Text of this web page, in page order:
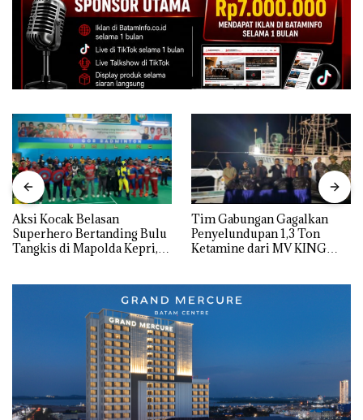
Aksi Kocak Belasan
Superhero Bertanding Bulu
Tangkis di Mapolda Kepri,
Tim Gabungan Gagalkan
Penyelundupan 1,3 Ton
Ketamine dari MV KING